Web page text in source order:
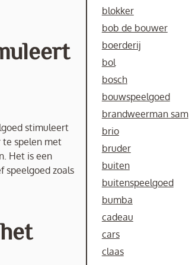
stimuleert
te spelen met
Het is een
speelgoed zoals
blokker
bob de bouwer
boerderij
bol
bosch
bouwspeelgoed
brandweerman sam
brio
bruder
buiten
buitenspeelgoed
bumba
cadeau
cars
claas